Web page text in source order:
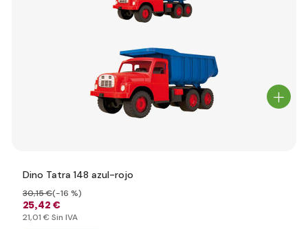
Dino Tatra 148 azul-rojo
25,42 €
30,15 €(-16 %)
21,01 € Sin IVA